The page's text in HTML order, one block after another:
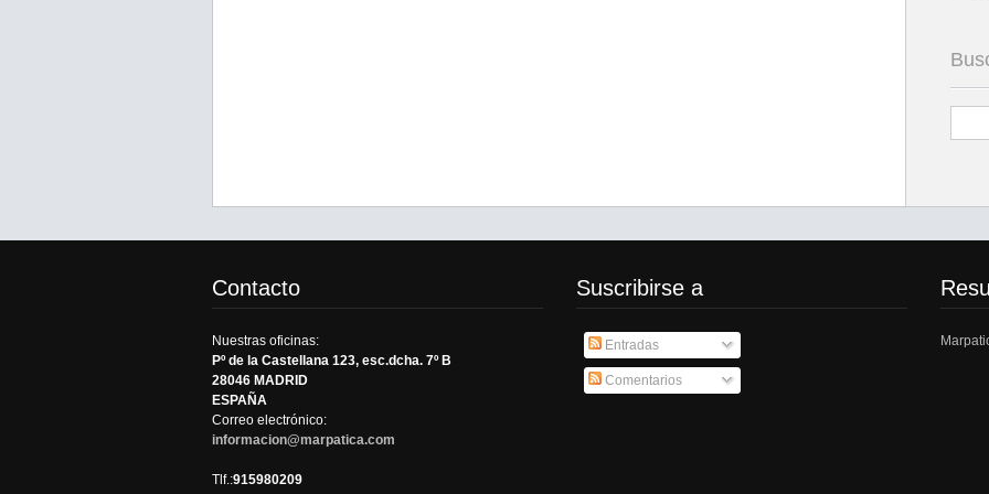
Contacto
Nuestras oficinas:
Pº de la Castellana 123, esc.dcha. 7º B
28046 MADRID
ESPAÑA
Correo electrónico:
informacion@marpatica.com
Tlf.:915980209
Suscribirse a
Entradas
Comentarios